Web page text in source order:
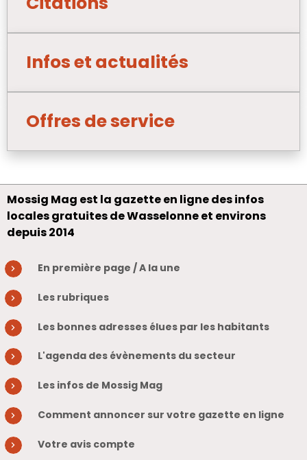
Infos et actualités
Offres de service
Mossig Mag est la gazette en ligne des infos
locales gratuites de Wasselonne et environs
depuis 2014
En première page / A la une
Les rubriques
Les bonnes adresses élues par les habitants
L'agenda des évènements du secteur
Les infos de Mossig Mag
Comment annoncer sur votre gazette en ligne
Votre avis compte